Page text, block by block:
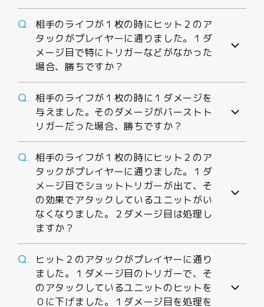
Q. 相手のライフが１枚の時にヒット２のア
タックがプレイヤーに通りました。１ダ
メージ目で特にトリガーなどがなかった
場合、勝ちですか？
Q. 相手のライフが１枚の時に１ダメージを
与えました。そのダメージがバーストト
リガーだった場合、勝ちですか？
Q. 相手のライフが１枚の時にヒット２のア
タックがプレイヤーに通りました。１ダ
メージ目でショットトリガーが出て、そ
の効果でアタックしているユニットがい
なくなりました。２ダメージ目は処理し
ますか？
Q.
ヒット２のアタックがプレイヤーに通り
ました。１ダメージ目のトリガーで、そ
のアタックしているユニットのヒットを
０に下げました。１ダメージ目を処理を